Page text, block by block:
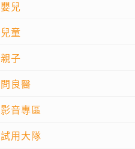
嬰兒
兒童
親子
問良醫
影音專區
試用大隊